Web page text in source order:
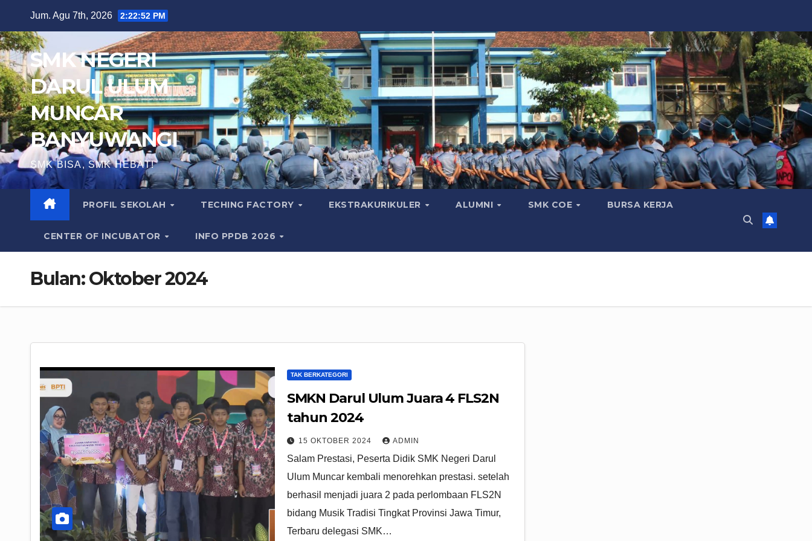
content
Jum. Agu 7th, 2026 2:22:53 PM
SMK NEGERI
DARUL ULUM
MUNCAR
BANYUWANGI
SMK BISA, SMK HEBAT!
PROFIL SEKOLAH TECHING FACTORY EKSTRAKURIKULER ALUMNI SMK COE BURSA KERJA
CENTER OF INCUBATOR INFO PPDB 2026
Bulan:Oktober 2024
TAK BERKATEGORI
SMKN Darul Ulum Juara 4 FLS2N
tahun 2024
15 OKTOBER 2024 ADMIN
Salam Prestasi, Peserta Didik SMK Negeri Darul
Ulum Muncar kembali menorehkan prestasi. setelah
berhasil menjadi juara 2 pada perlombaan FLS2N
bidang Musik Tradisi Tingkat Provinsi Jawa Timur,
Terbaru delegasi SMK…